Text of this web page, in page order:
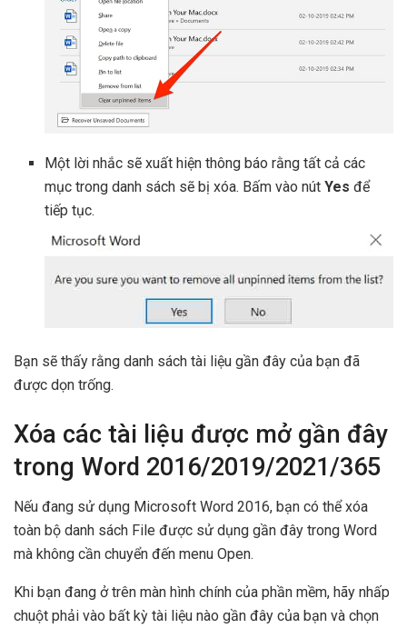
Một lời nhắc sẽ xuất hiện thông báo rằng tất cả các
mục trong danh sách sẽ bị xóa. Bấm vào nútYes để
tiếp tục.
Bạn sẽ thấy rằng danh sách tài liệu gần đây của bạn đã
được dọn trống.
Xóa các tài liệu được mở gần đây
trong Word 2016/2019/2021/365
Nếu đang sử dụng Microsoft Word 2016, bạn có thể xóa
toàn bộ danh sách File được sử dụng gần đây trong Word
mà không cần chuyển đến menu Open.
Khi bạn đang ở trên màn hình chính của phần mềm, hãy nhấp
chuột phải vào bất kỳ tài liệu nào gần đây của bạn và chọn